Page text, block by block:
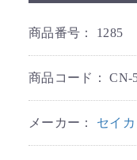
商品番号： 1285
商品コード：CN-
メーカー： セイ